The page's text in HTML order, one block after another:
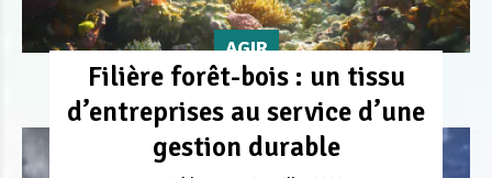
AGIR
Filière forêt-bois : un tissu
d’entreprises au service d’une
gestion durable